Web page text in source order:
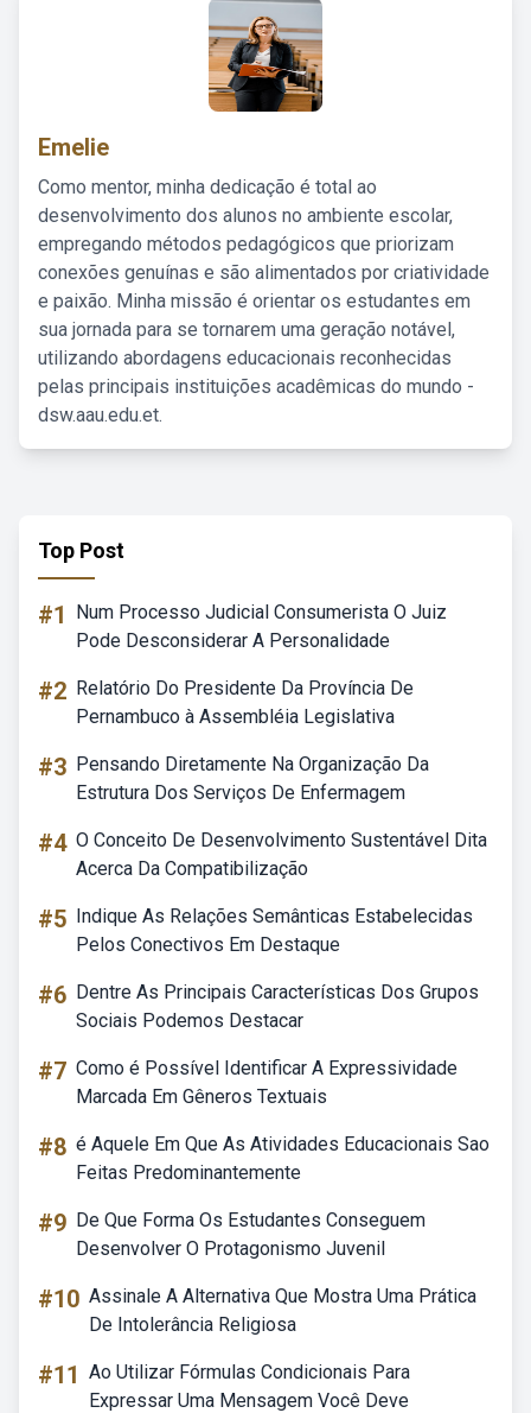
Emelie
Como mentor, minha dedicação é total ao
desenvolvimento dos alunos no ambiente escolar,
empregando métodos pedagógicos que priorizam
conexões genuínas e são alimentados por criatividade
e paixão. Minha missão é orientar os estudantes em
sua jornada para se tornarem uma geração notável,
utilizando abordagens educacionais reconhecidas
pelas principais instituições acadêmicas do mundo -
dsw.aau.edu.et.
Top Post
#1
Num Processo Judicial Consumerista O Juiz
Pode Desconsiderar A Personalidade
#2 Relatório Do Presidente Da Província De
Pernambuco à Assembléia Legislativa
#3 Pensando Diretamente Na Organização Da
Estrutura Dos Serviços De Enfermagem
#4 O Conceito De Desenvolvimento Sustentável Dita
Acerca Da Compatibilização
#5 Indique As Relações Semânticas Estabelecidas
Pelos Conectivos Em Destaque
#6 Dentre As Principais Características Dos Grupos
Sociais Podemos Destacar
#7 Como é Possível Identificar A Expressividade
Marcada Em Gêneros Textuais
#8 é Aquele Em Que As Atividades Educacionais Sao
Feitas Predominantemente
#9 De Que Forma Os Estudantes Conseguem
Desenvolver O Protagonismo Juvenil
#10 Assinale A Alternativa Que Mostra Uma Prática
De Intolerância Religiosa
#11 Ao Utilizar Fórmulas Condicionais Para
Expressar Uma Mensagem Você Deve